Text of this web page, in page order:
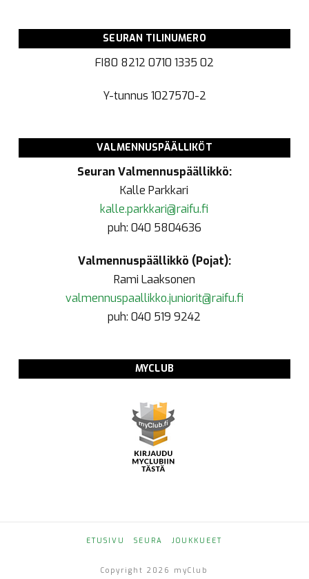
SEURAN TILINUMERO
FI80 8212 0710 1335 02
Y-tunnus 1027570-2
VALMENNUSPÄÄLLIKÖT
Seuran Valmennuspäällikkö:
Kalle Parkkari
kalle.parkkari@raifu.fi
puh: 040 5804636
Valmennuspäällikkö (Pojat):
Rami Laaksonen
valmennuspaallikko.juniorit@raifu.fi
puh: 040 519 9242
MYCLUB
ETUSIVU SEURA JOUKKUEET
Copyright 2026 myClub